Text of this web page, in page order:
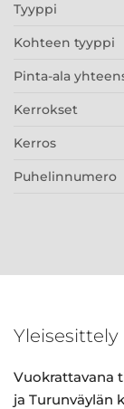
Tyyppi
Kohteen tyyppi
Pinta-ala
Kerrokset
Kerros
Puhelinnumero
Yleisesittely
Vuokrattavana
ja Turunväylän